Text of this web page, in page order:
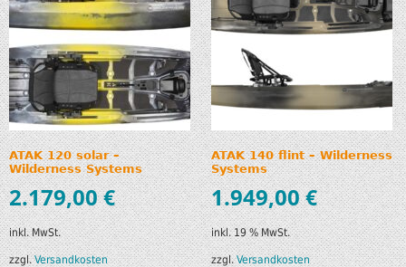
ATAK 120 solar –
Wilderness Systems
2.179,00€
inkl. MwSt.
zzgl.Versandkosten
ATAK 140 flint – Wilderness
Systems
1.949,00€
inkl. 19 % MwSt.
zzgl.Versandkosten